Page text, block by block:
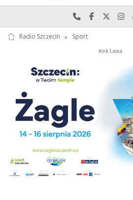
Najlepiej po
Odwiedź
Radio Szczecin » Sport
Reklama